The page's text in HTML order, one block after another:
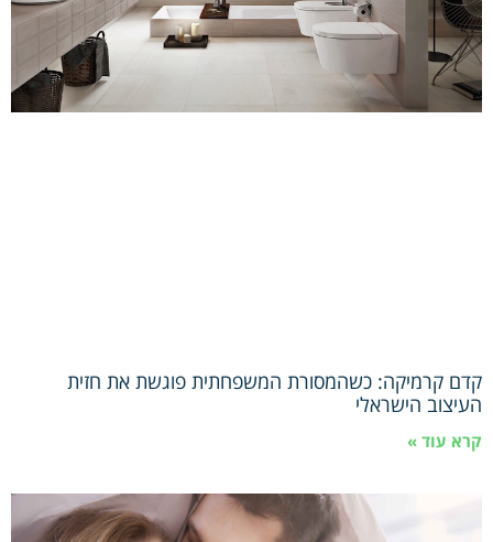
קדם קרמיקה: כשהמסורת המשפחתית פוגשת את חזית
העיצוב הישראלי
קרא עוד »